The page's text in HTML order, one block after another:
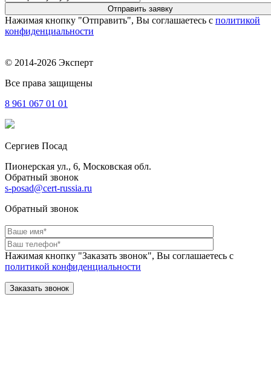
Нажимая кнопку "Отправить", Вы соглашаетесь с политикой
конфиденциальности
© 2014-2026 Эксперт
Все права защищены
8 961 067 01 01
Сергиев Посад
Пионерская ул., 6, Московская обл.
Обратный звонок
s-posad@cert-russia.ru
Обратный звонок
Нажимая кнопку "Заказать звонок", Вы соглашаетесь с
политикой конфиденциальности